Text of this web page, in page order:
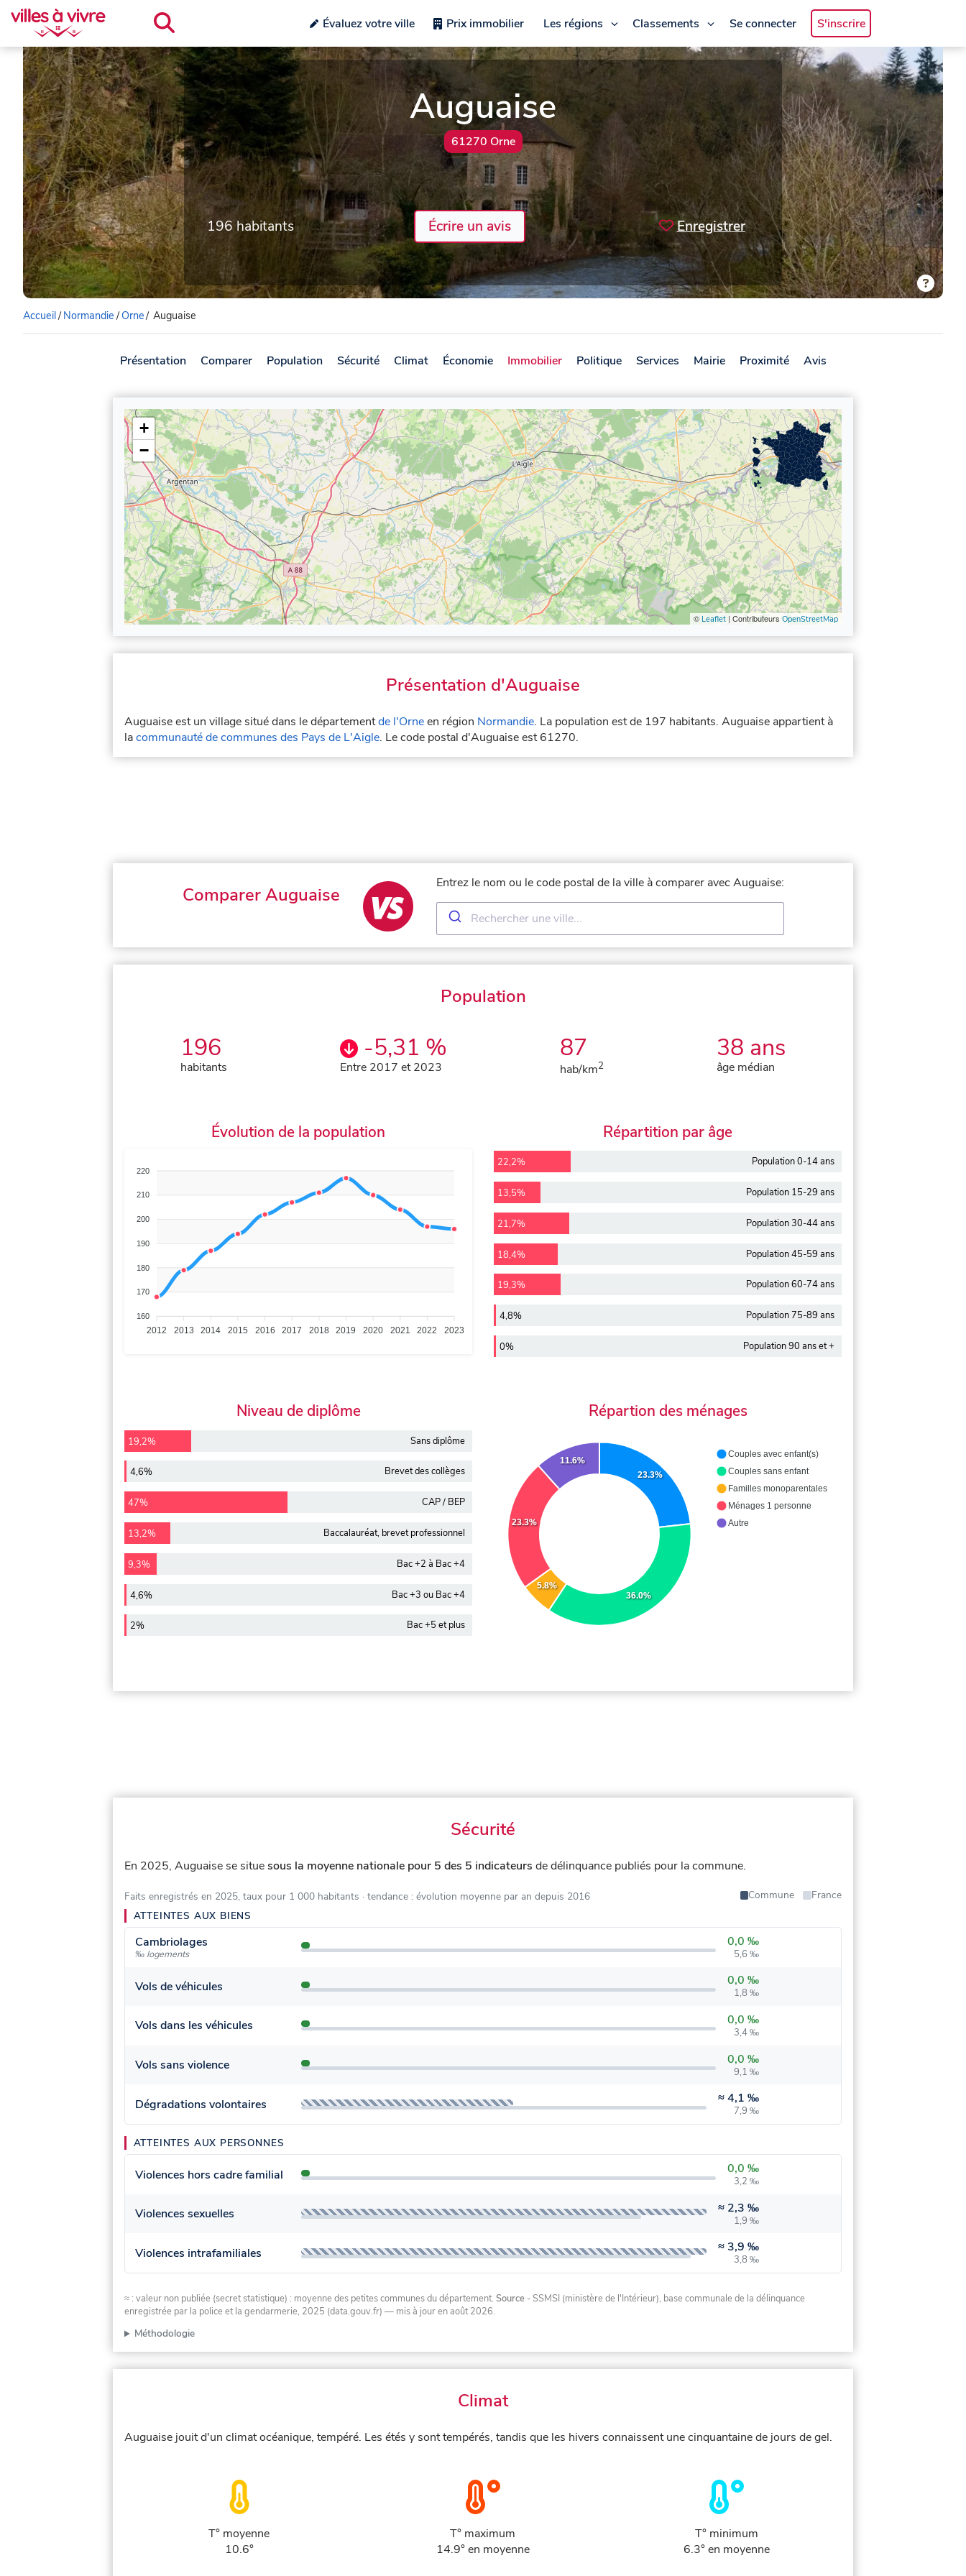
Évaluez votre ville Prix immobilier Les régions Classements Se connecter S'inscrire
Auguaise
61270 Orne
196 habitants Écrire un avis Enregistrer
Accueil/ Normandie/Orne/ Auguaise
Présentation Comparer Population Sécurité Climat Économie Immobilier Politique Services Mairie Proximité Avis
+
−
© Leaflet | Contributeurs OpenStreetMap
Présentation d'Auguaise
Auguaise est un village situé dans le départementde l'Orneen région Normandie. La population est de 197 habitants. Auguaise appartient à
lacommunauté de communes des Pays de L'Aigle. Le code postal d'Auguaise est 61270.
Comparer Auguaise
Entrez le nom ou le code postal de la ville à comparer avec Auguaise:
Population
196
habitants
-5,31 %
Entre 2017 et 2023
87
hab/km2
38 ans
âge médian
Évolution de la population
220
210
200
190
180
170
160
2012 2013 2014 2015 2016 2017 2018 2019 2020 2021 2022 2023
Répartition par âge
22,2% Population 0-14 ans
13,5% Population 15-29 ans
21,7% Population 30-44 ans
18,4% Population 45-59 ans
19,3% Population 60-74 ans
4,8% Population 75-89 ans
0% Population 90 ans et +
Niveau de diplôme
19,2% Sans diplôme
4,6% Brevet des collèges
47% CAP / BEP
13,2% Baccalauréat, brevet professionnel
9,3% Bac +2 à Bac +4
4,6% Bac +3 ou Bac +4
2% Bac +5 et plus
Répartion des ménages
23.3%
36.0%
5.8%
23.3%
11.6%
Couples avec enfant(s)
Couples sans enfant
Familles monoparentales
Ménages 1 personne
Autre
Sécurité
En 2025, Auguaise se situesous la moyenne nationale pour 5 des 5 indicateurs de délinquance publiés pour la commune.
Faits enregistrés en 2025, taux pour 1 000 habitants · tendance : évolution moyenne par an depuis 2016 Commune
France
ATTEINTES AUX BIENS
Cambriolages
‰ logements
0,0 ‰
5,6 ‰
Vols de véhicules 0,0 ‰
1,8 ‰
Vols dans les véhicules 0,0 ‰
3,4 ‰
Vols sans violence 0,0 ‰
9,1 ‰
Dégradations volontaires ≈4,1 ‰
7,9 ‰
ATTEINTES AUX PERSONNES
Violences hors cadre familial 0,0 ‰
3,2 ‰
Violences sexuelles ≈ 2,3 ‰
1,9 ‰
Violences intrafamiliales ≈ 3,9 ‰
3,8 ‰
≈ : valeur non publiée (secret statistique) : moyenne des petites communes du département. Source - SSMSI (ministère de l'Intérieur), base communale de la délinquance
enregistrée par la police et la gendarmerie, 2025 (data.gouv.fr) — mis à jour en août 2026.
Méthodologie
Climat
Auguaise jouit d'un climat océanique, tempéré. Les étés y sont tempérés, tandis que les hivers connaissent une cinquantaine de jours de gel.
T° moyenne
10.6°
T° maximum
14.9° en moyenne
T° minimum
6.3° en moyenne